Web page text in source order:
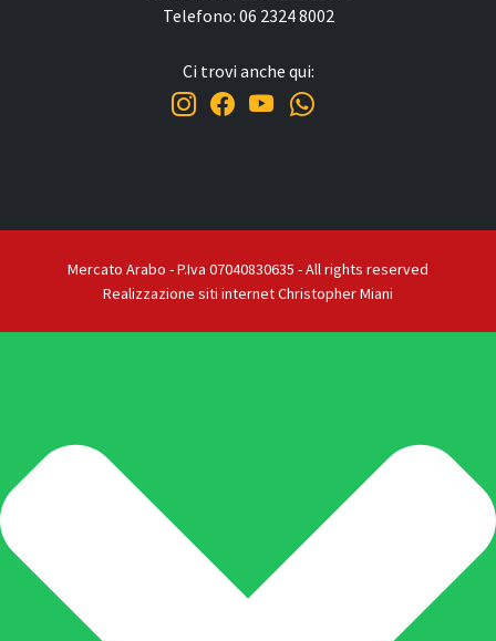
Telefono: 06 2324 8002
Ci trovi anche qui:
Mercato Arabo - P.Iva 07040830635 - All rights reserved
Realizzazione siti internet Christopher Miani